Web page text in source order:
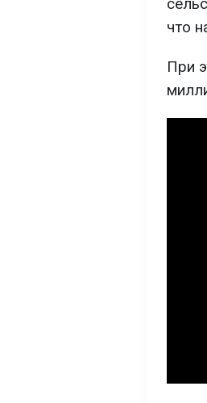
что
При